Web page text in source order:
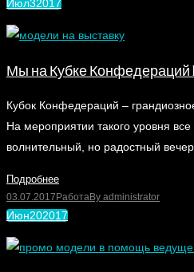
Июл32017
Мы на Кубке Конфедераций
Кубок Конфедераций –
На мероприятии такого уровня
волнительный, но радостный
Подробнее
03.07.2017 РаботаBy administrator
Июн202017